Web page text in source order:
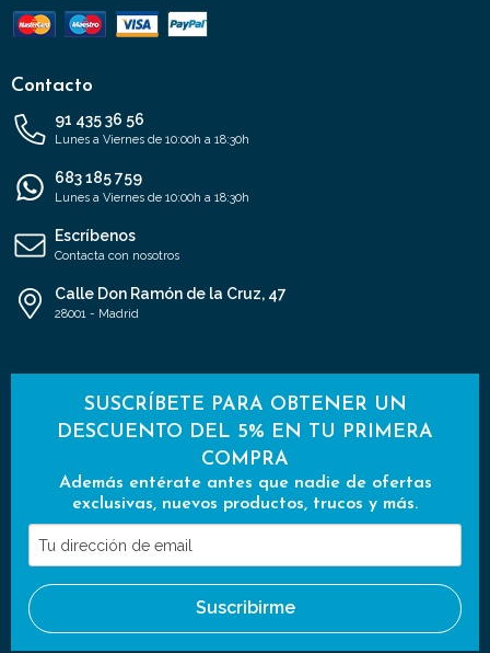
Contacto
91 435 36 56
Lunes a Viernes de 10:00h a 18:30h
683 185 759
Lunes a Viernes de 10:00h a 18:30h
Escríbenos
Contacta con nosotros
Calle Don Ramón de la Cruz, 47
28001 - Madrid
SUSCRÍBETE PARA OBTENER UN
DESCUENTO DEL 5% EN TU PRIMERA
COMPRA
Además entérate antes que nadie de ofertas
exclusivas, nuevos productos, trucos y más.
Tu
dirección
de
email
Suscribirme